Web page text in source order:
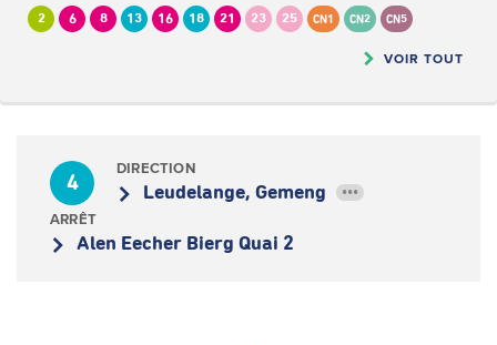
2 6 8 13 16 18 21 23 25 CN1 CN2 CN5
VOIR TOUT
4
DIRECTION
Leudelange, Gemeng •••
ARRÊT
Alen Eecher Bierg Quai 2